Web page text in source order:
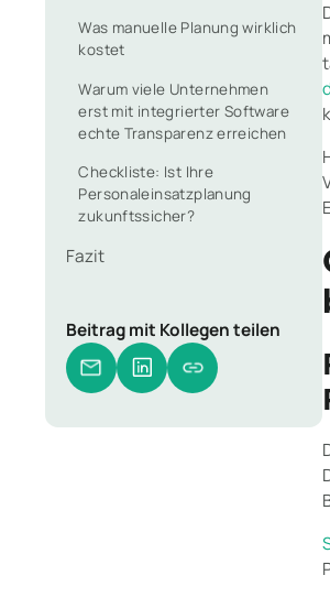
Was manuelle Planung wirklich
kostet
Warum viele Unternehmen
erst mit integrierter Software
echte Transparenz erreichen
Checkliste: Ist Ihre
Personaleinsatzplanung
zukunftssicher?
Fazit
Beitrag mit Kollegen teilen